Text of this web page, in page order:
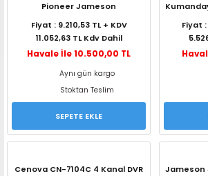
Pioneer Jameson
Fiyat : 9.210,53 TL + KDV
11.052,63 TL Kdv Dahil
Havale İle 10.500,00 TL
Aynı gün kargo
Stoktan Teslim
SEPETE EKLE
Fiyat :
Cenova CN-7104C 4 Kanal DVR
Jameson